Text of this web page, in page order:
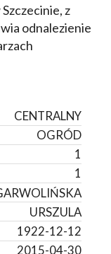
z
odnalezienie
CENTRALNY
OGRÓD
1
1
URSZULA
1922-12-12
2015-04-30